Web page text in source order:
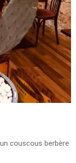
couscous berbère